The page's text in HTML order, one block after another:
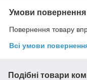
Умови повернення
Повернення товару
Всі умови
Подібні товари